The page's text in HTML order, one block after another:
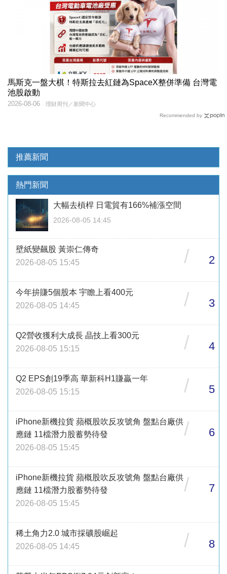
馬斯克一盤大棋！特斯拉去紅鏈為SpaceX整併準備 台灣電
池股啟動
理財周刊／新聞中心
2026-08-06
Recommended by
推薦新聞
熱門新聞
大幅去槓桿 日電貿有166%補漲空間
2026-08-05 14:45
壁紙變飆股 黃崇仁傳奇
2026-08-05 15:45
/ 2
今年拚賺5個股本 宇瞻上看400元
2026-08-05 14:45
/ 3
Q2營收獲利大成長 晶技上看300元
2026-08-05 15:15
/ 4
Q2 EPS創19季高 華新科H1賺贏一年
2026-08-05 15:15
/ 5
iPhone新機拉貨 蘋概股吹反攻號角 盤點台廠供
應鏈 11檔潛力股蓄勢待發
2026-08-05 15:45
/ 6
iPhone新機拉貨 蘋概股吹反攻號角 盤點台廠供
應鏈 11檔潛力股蓄勢待發
2026-08-05 15:45
/ 7
稀土角力2.0 城市採礦股崛起
2026-08-05 14:45
/ 8